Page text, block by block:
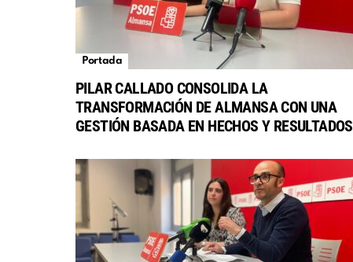
Portada
PILAR CALLADO CONSOLIDA LA
TRANSFORMACIÓN DE ALMANSA CON UNA
GESTIÓN BASADA EN HECHOS Y RESULTADOS